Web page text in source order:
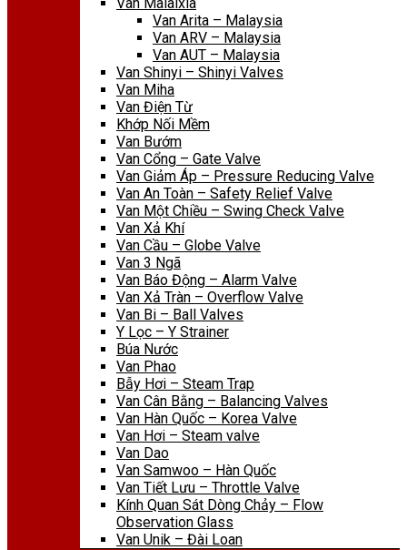
Van Arita – Malaysia
Van ARV – Malaysia
Van AUT – Malaysia
Van Shinyi – Shinyi Valves
Van Miha
Van Điện Từ
Khớp Nối Mềm
Van Bướm
Van Cổng – Gate Valve
Van Giảm Áp – Pressure Reducing Valve
Van An Toàn – Safety Relief Valve
Van Một Chiều – Swing Check Valve
Van Xả Khí
Van Cầu – Globe Valve
Van 3 Ngã
Van Báo Động – Alarm Valve
Van Xả Tràn – Overflow Valve
Van Bi – Ball Valves
Y Lọc – Y Strainer
Búa Nước
Van Phao
Bẫy Hơi – Steam Trap
Van Cân Bằng – Balancing Valves
Van Hàn Quốc – Korea Valve
Van Hơi – Steam valve
Van Dao
Van Samwoo – Hàn Quốc
Van Tiết Lưu – Throttle Valve
Kính Quan Sát Dòng Chảy – Flow
Observation Glass
Van Unik – Đài Loan